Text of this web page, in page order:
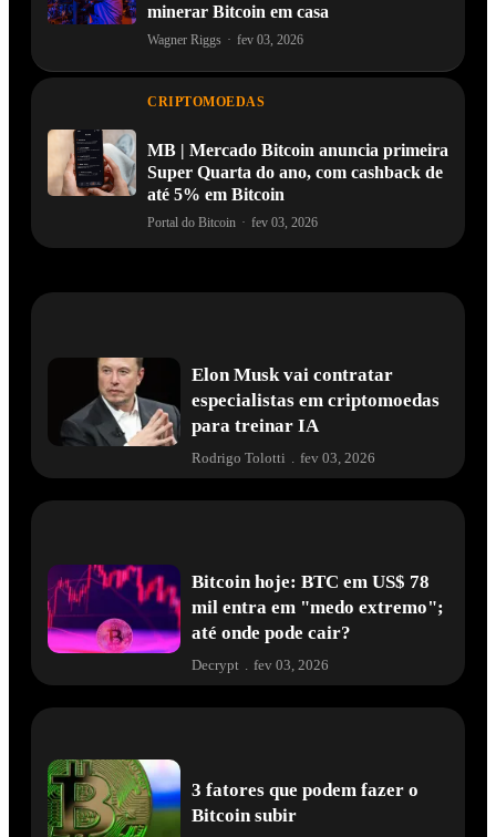
minerar Bitcoin em casa
Wagner Riggs · fev 03, 2026
CRIPTOMOEDAS
MB | Mercado Bitcoin anuncia primeira
Super Quarta do ano, com cashback de
até 5% em Bitcoin
Portal do Bitcoin · fev 03, 2026
Elon Musk vai contratar
especialistas em criptomoedas
para treinar IA
Rodrigo Tolotti fev 03, 2026
Bitcoin hoje: BTC em US$ 78
mil entra em "medo extremo";
até onde pode cair?
Decrypt . fev 03, 2026
3 fatores que podem fazer o
Bitcoin subir